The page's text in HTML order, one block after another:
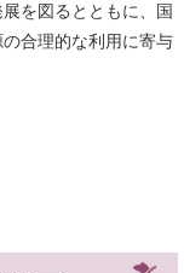
を図るとともに、国
合理的な利用に寄与